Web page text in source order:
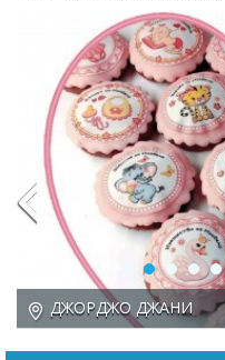
ДЖОРДЖО ДЖАНИ
Previous